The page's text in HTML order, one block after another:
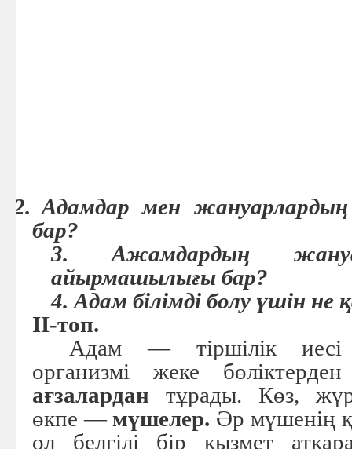
2. Адамдар мен
бар?
3. Ажамдардың
айырмашылығы бар?
4. Адам білімді болу үшін
II-топ.
Адам — тіршілік
организмі жеке
ағзалардан тұрады. Көз,
өкпе —мүшелер. Әр мүшенің
ол белгілі бір қызмет